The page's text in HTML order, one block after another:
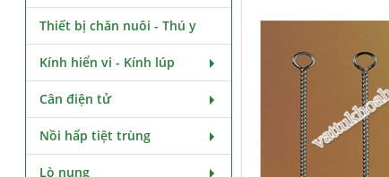
Thiết bị chăn nuôi - Thú y
Kính hiển vi - Kính lúp
Cân điện tử
Nồi hấp tiệt trùng
Lò nung